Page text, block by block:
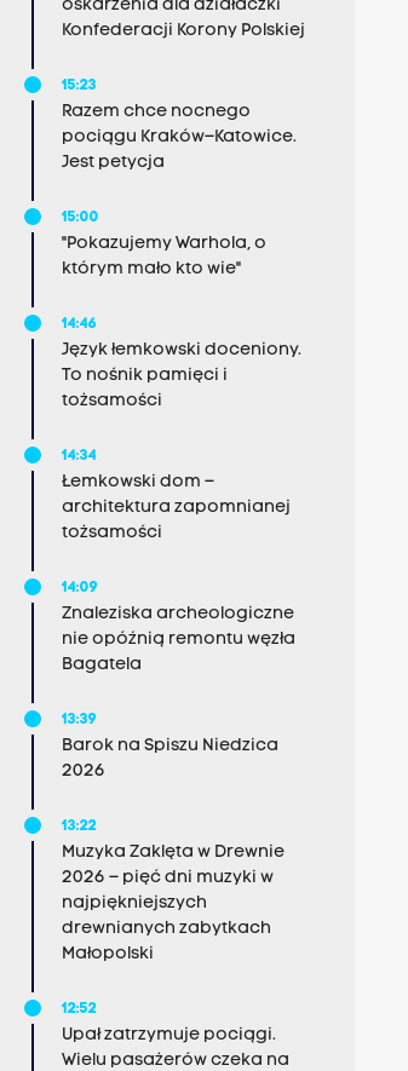
oskarżenia dla działaczki
Konfederacji Korony Polskiej
15:23
Razem chce nocnego
pociągu Kraków–Katowice.
Jest petycja
15:00
"Pokazujemy Warhola, o
którym mało kto wie"
14:46
Język łemkowski doceniony.
To nośnik pamięci i
tożsamości
14:34
Łemkowski dom –
architektura zapomnianej
tożsamości
14:09
Znaleziska archeologiczne
nie opóźnią remontu węzła
Bagatela
13:39
Barok na Spiszu Niedzica
2026
13:22
Muzyka Zaklęta w Drewnie
2026 – pięć dni muzyki w
najpiękniejszych
drewnianych zabytkach
Małopolski
12:52
Upał zatrzymuje pociągi.
Wielu pasażerów czeka na